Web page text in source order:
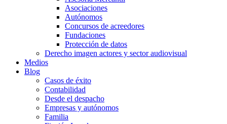
Asociaciones
Autónomos
Concursos de acreedores
Fundaciones
Protección de datos
Derecho imagen actores y sector audiovisual
Medios
Blog
Casos de éxito
Contabilidad
Desde el despacho
Empresas y autónomos
Familia